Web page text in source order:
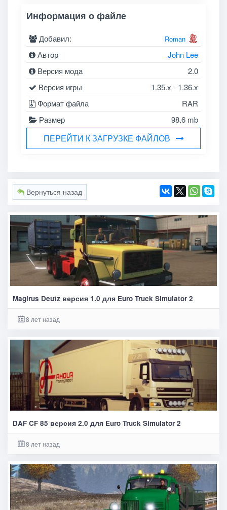
Информация о файле
Добавил: Roman
Автор
John Lee
Версия мода
2.0
Версия игры
1.35.x - 1.36.x
Формат файла
RAR
Размер
98.6 mb
ПЕРЕЙТИ К ЗАГРУЗКЕ ФАЙЛОВ
Вернуться назад
Magirus Deutz версия 1.0 для Euro Truck Simulator 2
8 лет назад
DAF CF 85 версия 2.0 для Euro Truck Simulator 2
8 лет назад